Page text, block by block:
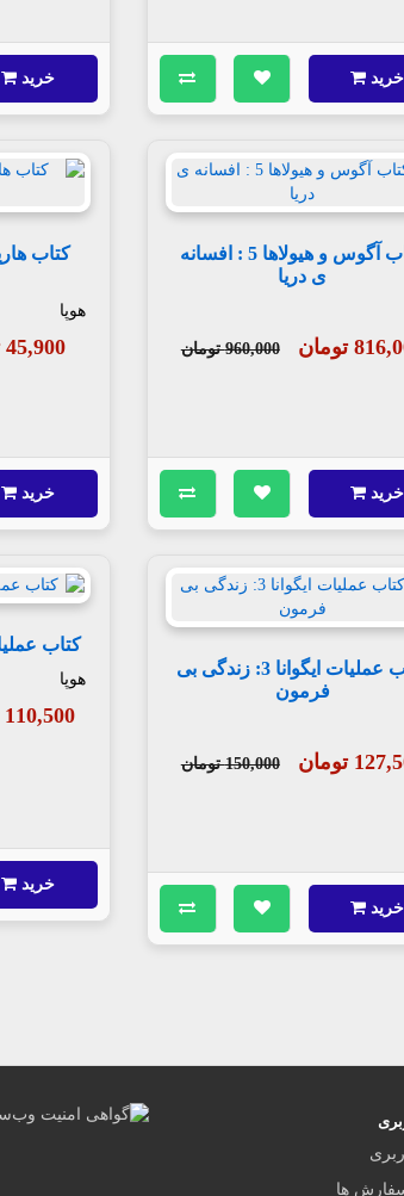
خرید خرید
کتاب آگوس و هیولاها 5 : افسانه
ی دریا
تومان 960,000 تومان
خرید
هوپا
45,900 تومان
خرید
کتاب عملیات ایگوانا 3: زندگی بی
فرمون
تومان 150,000 تومان
خرید
کتاب عملیات
هوپا
110,500 تومان
خرید
ها